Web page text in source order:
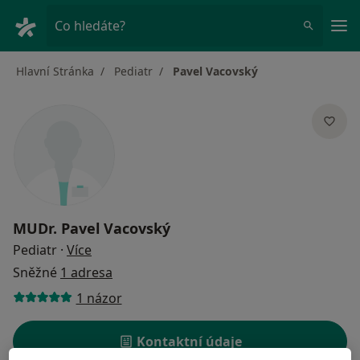
Co hledáte?
Hlavní Stránka Pediatr Pavel Vacovský
MUDr. Pavel Vacovský
Pediatr · Více
Sněžné 1 adresa
1 názor
Kontaktní údaje